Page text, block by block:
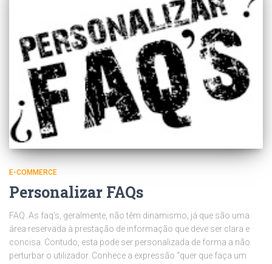
E-COMMERCE
Personalizar FAQs
FAQ. As faq’s, geralmente, não têm dinamismo, já que são uma
área reservada à prestação de informação que deve ser clara e
concisa. Contudo, esta pode ser personalizada de forma a não
perturbar o utilizador. Conhece a expressão “quer que faça um